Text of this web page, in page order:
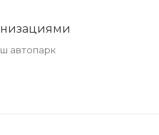
автопарк